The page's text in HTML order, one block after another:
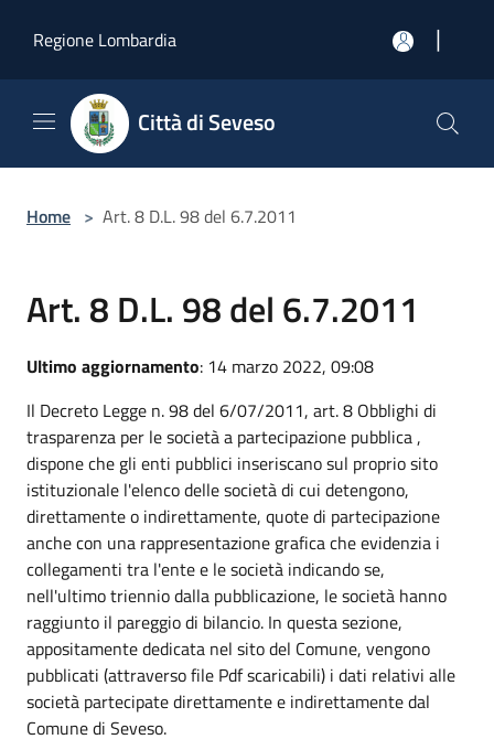
Regione Lombardia
|
Città di Seveso
Home > Art. 8 D.L. 98 del 6.7.2011
Art. 8 D.L. 98 del 6.7.2011
Ultimo aggiornamento: 14 marzo 2022, 09:08
Il Decreto Legge n. 98 del 6/07/2011, art. 8 Obblighi di
trasparenza per le società a partecipazione pubblica ,
dispone che gli enti pubblici inseriscano sul proprio sito
istituzionale l'elenco delle società di cui detengono,
direttamente o indirettamente, quote di partecipazione
anche con una rappresentazione grafica che evidenzia i
collegamenti tra l'ente e le società indicando se,
nell'ultimo triennio dalla pubblicazione, le società hanno
raggiunto il pareggio di bilancio. In questa sezione,
appositamente dedicata nel sito del Comune, vengono
pubblicati (attraverso file Pdf scaricabili) i dati relativi alle
società partecipate direttamente e indirettamente dal
Comune di Seveso.